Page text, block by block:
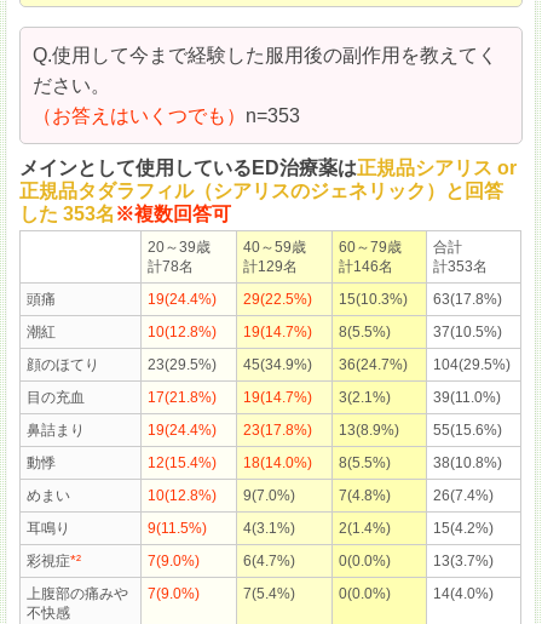
Q.使用して今まで経験した服用後の副作用を教えてく
ださい。
（お答えはいくつでも） n=353
メインとして使用しているED治療薬は正規品シアリス or
正規品タダラフィル（シアリスのジェネリック）と回答
した 353名 ※複数回答可
20～39歳
計78名
40～59歳
計129名
60～79歳
計146名
合計
計353名
頭痛
19(24.4%) 29(22.5%) 15(10.3%)
63(17.8%)
潮紅
10(12.8%) 19(14.7%) 8(5.5%)
37(10.5%)
顔のほてり
23(29.5%) 45(34.9%) 36(24.7%)
104(29.5%)
目の充血
17(21.8%) 19(14.7%) 3(2.1%)
39(11.0%)
鼻詰まり
19(24.4%) 23(17.8%) 13(8.9%)
55(15.6%)
動悸
12(15.4%) 18(14.0%) 8(5.5%)
38(10.8%)
めまい
10(12.8%) 9(7.0%) 7(4.8%)
26(7.4%)
耳鳴り
9(11.5%) 4(3.1%) 2(1.4%)
15(4.2%)
彩視症*² 7(9.0%) 6(4.7%) 0(0.0%)
13(3.7%)
上腹部の痛みや
不快感
7(9.0%) 7(5.4%) 0(0.0%) 14(4.0%)